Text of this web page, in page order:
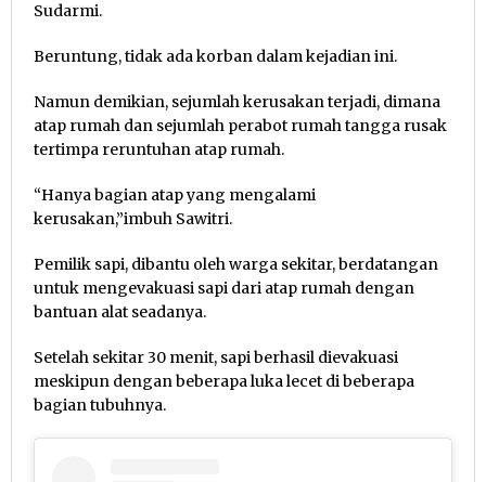
Sudarmi.
Beruntung, tidak ada korban dalam kejadian ini.
Namun demikian, sejumlah kerusakan terjadi, dimana
atap rumah dan sejumlah perabot rumah tangga rusak
tertimpa reruntuhan atap rumah.
“Hanya bagian atap yang mengalami
kerusakan,”imbuh Sawitri.
Pemilik sapi, dibantu oleh warga sekitar, berdatangan
untuk mengevakuasi sapi dari atap rumah dengan
bantuan alat seadanya.
Setelah sekitar 30 menit, sapi berhasil dievakuasi
meskipun dengan beberapa luka lecet di beberapa
bagian tubuhnya.